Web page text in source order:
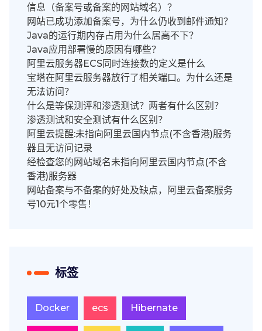
信息（备案号或备案的网站域名）？
网站已成功添加备案号，为什么仍收到邮件通知？
Java的运行期内存占用为什么居高不下？
Java应用部署慢的原因有哪些？
阿里云服务器ECS同时连接数的定义是什么
宝塔在阿里云服务器放行了相关端口。为什么还是
无法访问？
什么是等保测评和渗透测试？两者有什么区别？
渗透测试和安全测试有什么区别？
阿里云提醒:未指向阿里云国内节点(不含香港)服务
器且无访问记录
经检查您的网站域名未指向阿里云国内节点(不含
香港)服务器
网站备案与不备案的好处及缺点，阿里云备案服务
号10元1个零售！
标签
Docker ecs Hibernate